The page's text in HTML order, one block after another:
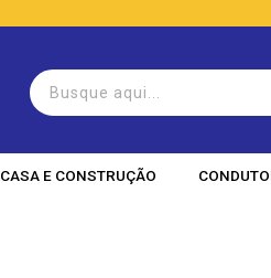
CASA E CONSTRUÇÃO